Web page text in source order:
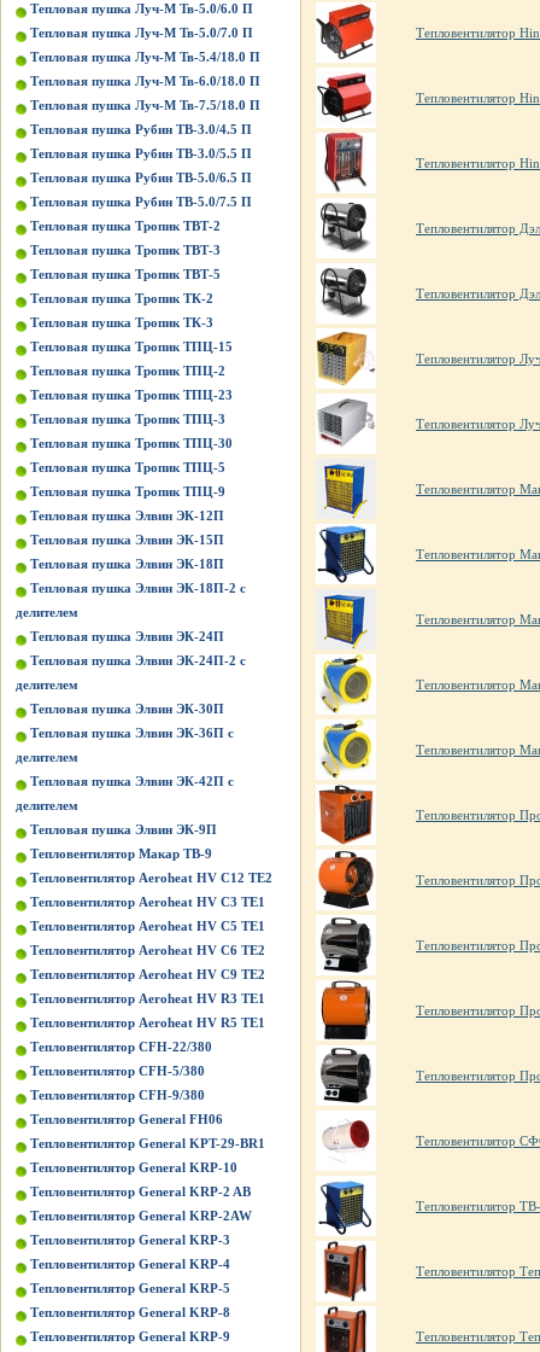
Тепловая пушка Луч-М Тв-5.0/6.0 П
Тепловая пушка Луч-М Тв-5.0/7.0 П
Тепловая пушка Луч-М Тв-5.4/18.0 П
Тепловая пушка Луч-М Тв-6.0/18.0 П
Тепловая пушка Луч-М Тв-7.5/18.0 П
Тепловая пушка Рубин ТВ-3.0/4.5 П
Тепловая пушка Рубин ТВ-3.0/5.5 П
Тепловая пушка Рубин ТВ-5.0/6.5 П
Тепловая пушка Рубин ТВ-5.0/7.5 П
Тепловая пушка Тропик ТВТ-2
Тепловая пушка Тропик ТВТ-3
Тепловая пушка Тропик ТВТ-5
Тепловая пушка Тропик ТК-2
Тепловая пушка Тропик ТК-3
Тепловая пушка Тропик ТПЦ-15
Тепловая пушка Тропик ТПЦ-2
Тепловая пушка Тропик ТПЦ-23
Тепловая пушка Тропик ТПЦ-3
Тепловая пушка Тропик ТПЦ-30
Тепловая пушка Тропик ТПЦ-5
Тепловая пушка Тропик ТПЦ-9
Тепловая пушка Элвин ЭК-12П
Тепловая пушка Элвин ЭК-15П
Тепловая пушка Элвин ЭК-18П
Тепловая пушка Элвин ЭК-18П-2 с
делителем
Тепловая пушка Элвин ЭК-24П
Тепловая пушка Элвин ЭК-24П-2 с
делителем
Тепловая пушка Элвин ЭК-30П
Тепловая пушка Элвин ЭК-36П с
делителем
Тепловая пушка Элвин ЭК-42П с
делителем
Тепловая пушка Элвин ЭК-9П
Тепловентилятор Макар ТВ-9
Тепловентилятор Aeroheat HV C12 TE2
Тепловентилятор Aeroheat HV C3 TE1
Тепловентилятор Aeroheat HV C5 TE1
Тепловентилятор Aeroheat HV C6 TE2
Тепловентилятор Aeroheat HV C9 TE2
Тепловентилятор Aeroheat HV R3 TE1
Тепловентилятор Aeroheat HV R5 TE1
Тепловентилятор CFH-22/380
Тепловентилятор CFH-5/380
Тепловентилятор CFH-9/380
Тепловентилятор General FH06
Тепловентилятор General KPT-29-BR1
Тепловентилятор General KRP-10
Тепловентилятор General KRP-2 AB
Тепловентилятор General KRP-2AW
Тепловентилятор General KRP-3
Тепловентилятор General KRP-4
Тепловентилятор General KRP-5
Тепловентилятор General KRP-8
Тепловентилятор General KRP-9
Тепловентилятор
Тепловентилятор
Тепловентилятор
Тепловентилятор
Тепловентилятор
Тепловентилятор
Тепловентилятор
Тепловентилятор
Тепловентилятор
Тепловентилятор
Тепловентилятор
Тепловентилятор
Тепловентилятор
Тепловентилятор
Тепловентилятор
Тепловентилятор
Тепловентилятор
Тепловентилятор
Тепловентилятор
Тепловентилятор
Тепловентилятор